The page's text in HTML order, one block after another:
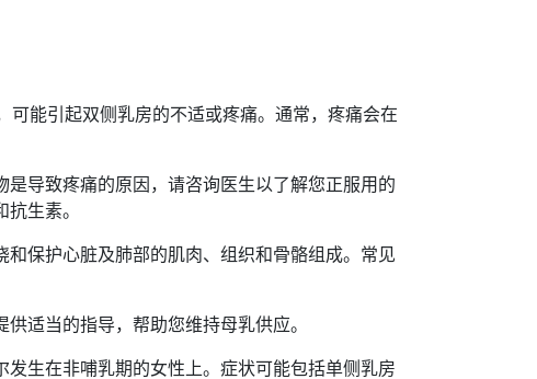
可能引起双侧乳房的不适或疼痛。通常，疼痛会在
导致疼痛的原因，请咨询医生以了解您正服用的
生素。
保护心脏及肺部的肌肉、组织和骨骼组成。常见
适当的指导，帮助您维持母乳供应。
生在非哺乳期的女性上。症状可能包括单侧乳房